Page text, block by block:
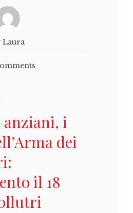
Laura
i
dei
il 18